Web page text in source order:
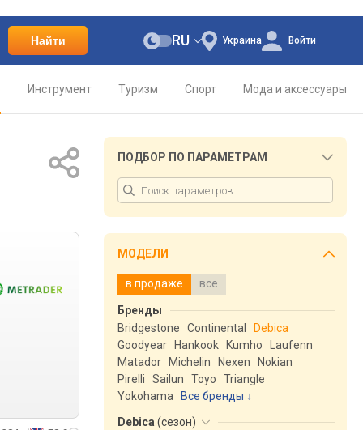
Найти Украина
RU Войти
Инструмент Туризм Спорт Мода и аксессуары
ПОДБОР ПО ПАРАМЕТРАМ
МОДЕЛИ
в продаже все
Бренды
Bridgestone
Continental
Debica
Goodyear
Hankook Kumho
Laufenn
Matador
Michelin Nexen
Nokian
Pirelli
Sailun Toyo
Triangle
Yokohama
Все бренды
Debica (сезон)